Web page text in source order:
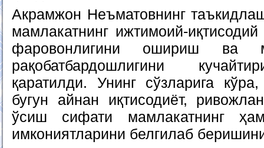
Акрамжон Неъматовнинг
мамлакатнинг ижтимоий-
фаровонлигини ошириш ва
рақобатбардошлигини
қаратилди. Унинг сўзларига
бугун айнан иқтисодиёт,
ўсиш сифати мамлакатнинг
имкониятларини белгилаб